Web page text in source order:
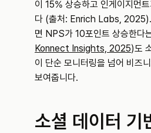
이 15% 상승하고 인게이지먼
다 (출처: Enrich Labs, 2025).
Konnect Insights, 2025)도
이 단순 모니터링을 넘어 비즈
보여줍니다.
소셜 데이터 기